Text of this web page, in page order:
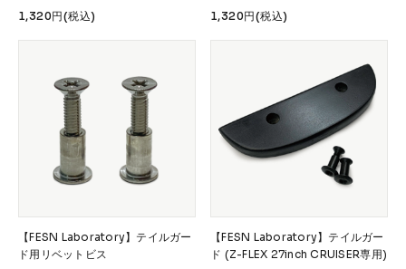
1,320円(税込)
1,320円(税込)
【FESN Laboratory】テイルガー
ド用リベットビス
【FESN Laboratory】テイルガー
ド (Z-FLEX 27inch CRUISER専用)